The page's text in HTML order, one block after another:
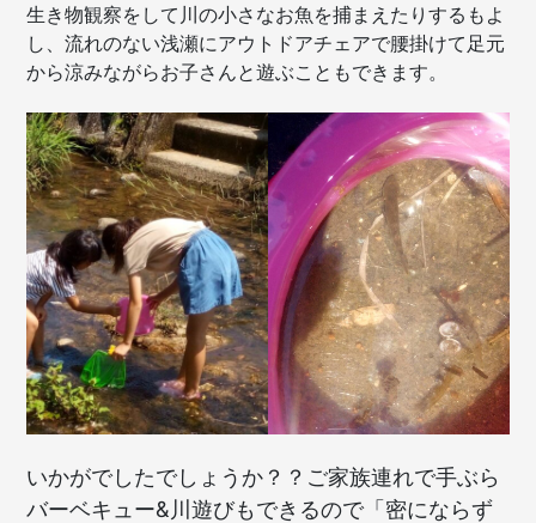
生き物観察をして川の小さなお魚を捕まえたりするもよ
し、流れのない浅瀬にアウトドアチェアで腰掛けて足元
から涼みながらお子さんと遊ぶこともできます。
いかがでしたでしょうか？？ご家族連れで手ぶら
バーベキュー&川遊びもできるので「密にならず